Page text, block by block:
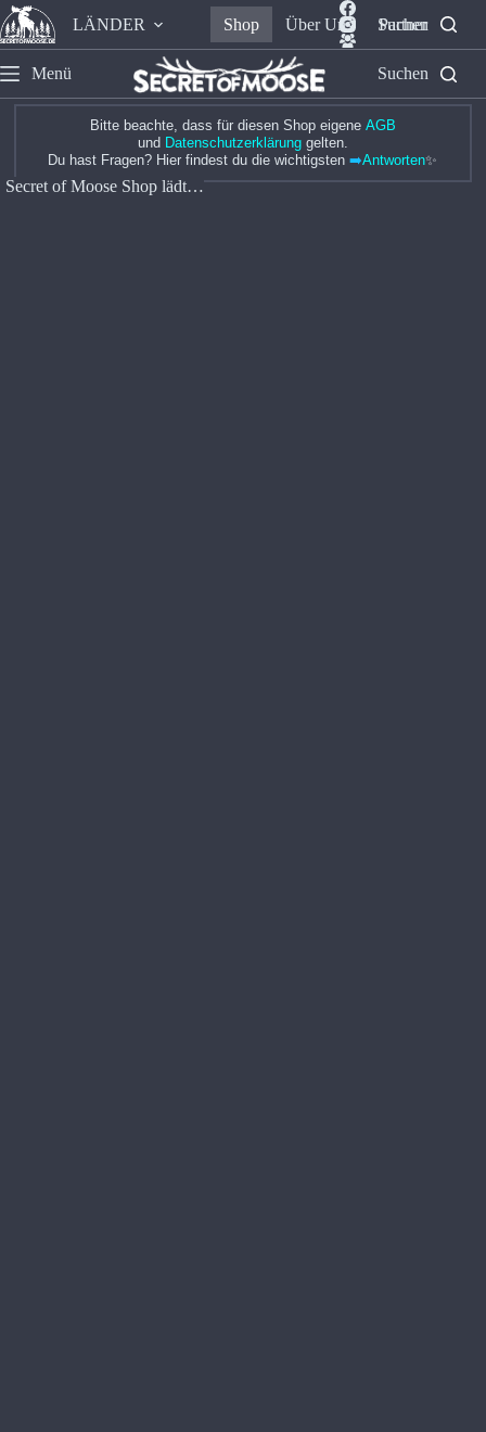
LÄNDER Shop Über Uns Partner
Suchen
Menü Suchen
Bitte beachte, dass für diesen Shop eigene AGB
und Datenschutzerklärunggelten.
Du hast Fragen? Hier findest du die wichtigsten➡️Antworten✨
Secret of Moose Shop lädt…